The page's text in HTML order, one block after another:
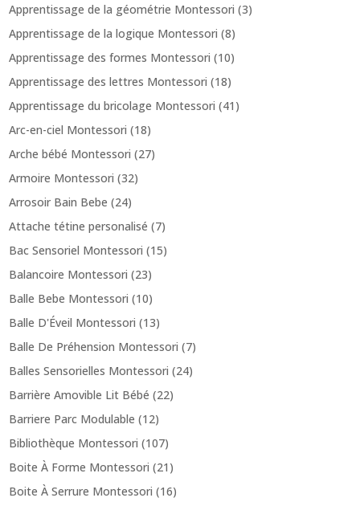
Apprentissage de la géométrie Montessori (3)
Apprentissage de la logique Montessori (8)
Apprentissage des formes Montessori (10)
Apprentissage des lettres Montessori (18)
Apprentissage du bricolage Montessori (41)
Arc-en-ciel Montessori (18)
Arche bébé Montessori (27)
Armoire Montessori (32)
Arrosoir Bain Bebe (24)
Attache tétine personalisé (7)
Bac Sensoriel Montessori (15)
Balancoire Montessori (23)
Balle Bebe Montessori (10)
Balle D'Éveil Montessori (13)
Balle De Préhension Montessori (7)
Balles Sensorielles Montessori (24)
Barrière Amovible Lit Bébé (22)
Barriere Parc Modulable (12)
Bibliothèque Montessori (107)
Boite À Forme Montessori (21)
Boite À Serrure Montessori (16)